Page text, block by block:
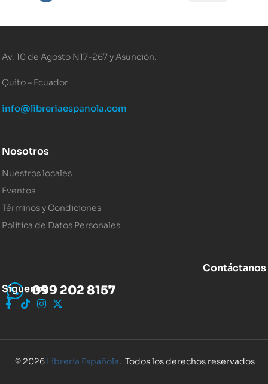
Av. 10 de Agosto N17-267 y Asunción.
Quito – Ecuador
info@libreriaespanola.com
Nosotros
Nuestros locales
Eventos
Términos y Condiciones
Política de Datos Personales
Contáctanos
099 202 8157
Síguenos
© 2026 Librería Española. Todos los derechos reservados